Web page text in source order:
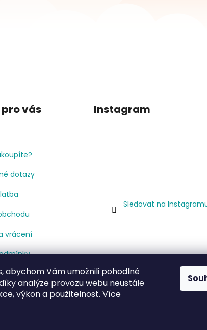
abychom Vám umožnili pohodlné
analýze provozu webu neustále
výkon a použitelnost. Více
vás
dotazy
vrácení
osobních
Instagram
Sledovat na